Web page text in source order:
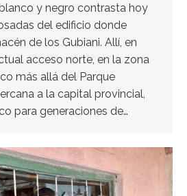
y negro contrasta hoy
del edificio donde
de los Gubiani. Allí, en
acceso norte, en la zona
más allá del Parque
a la capital provincial,
para generaciones de…